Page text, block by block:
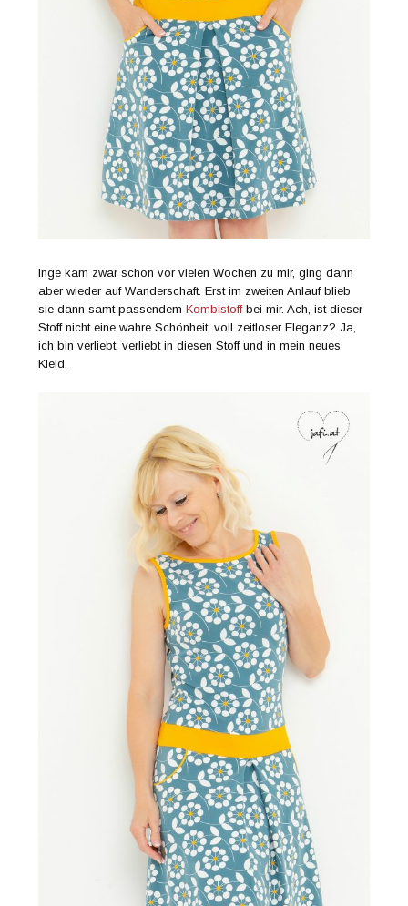
Inge kam zwar schon vor vielen Wochen zu mir, ging dann
aber wieder auf Wanderschaft. Erst im zweiten Anlauf blieb
sie dann samt passendemKombistoffbei mir. Ach, ist dieser
Stoff nicht eine wahre Schönheit, voll zeitloser Eleganz? Ja,
ich bin verliebt, verliebt in diesen Stoff und in mein neues
Kleid.